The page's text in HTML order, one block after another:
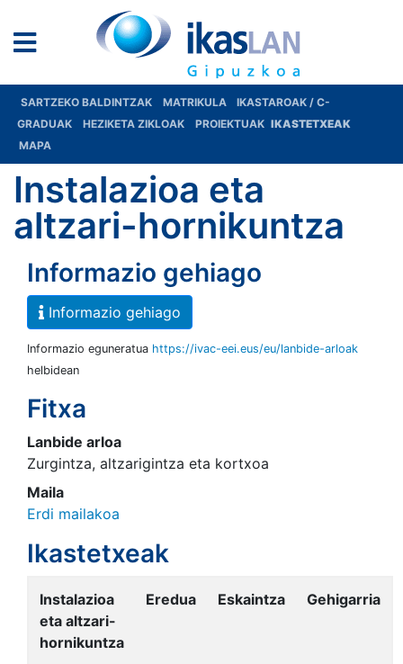
SARTZEKO BALDINTZAK MATRIKULA
IKASTAROAK / C-
GRADUAK
HEZIKETA ZIKLOAK PROIEKTUAK IKASTETXEAK
MAPA
Instalazioa eta
altzari-hornikuntza
Informazio gehiago
Informazio gehiago
Informazio eguneratua https://ivac-eei.eus/eu/lanbide-arloak
helbidean
Fitxa
Lanbide arloa
Zurgintza, altzarigintza eta kortxoa
Maila
Erdi mailakoa
Ikastetxeak
Instalazioa
eta altzari-
hornikuntza
Eredua Eskaintza Gehigarria